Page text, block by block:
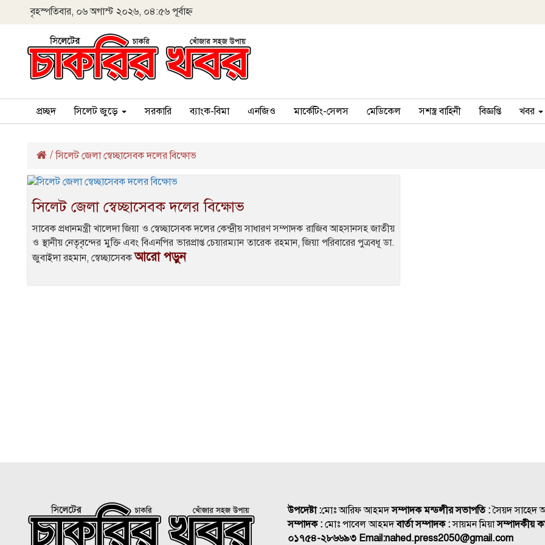
বৃহস্পতিবার, ০৬ অগাস্ট ২০২৬, ০৪:৫৬ পূর্বাহ্ন
প্রচ্ছদ সিলেট জুড়ে সরকারি ব্যাংক-বিমা এনজিও মার্কেটিং-সেলস মেডিকেল সশস্ত্র বাহিনী বিজ্ঞপ্তি খবর
/সিলেট জেলা স্বেচ্ছাসেবক দলের বিক্ষোভ
সিলেট জেলা স্বেচ্ছাসেবক দলের বিক্ষোভ
সাবেক প্রধানমন্ত্রী খালেদা জিয়া ও স্বেচ্ছাসেবক দলের কেন্দ্রীয় সাধারণ সম্পাদক রাজিব আহসানসহ জাতীয়
ও স্থানীয় নেতৃবৃন্দের মুক্তি এবং বিএনপির ভারপ্রাপ্ত চেয়ারম্যান তারেক রহমান, জিয়া পরিবারের পুত্রবধূ ডা.
জুবাইদা রহমান, স্বেচ্ছাসেবকআরো পড়ুন
উপদেষ্টা :মোঃ আরিফ আহমদসম্পাদক মন্ডলীর সভাপতি :সৈয়দ
সম্পাদক : মোঃ পাবেল আহমদবার্তা সম্পাদক :সায়মন মিয়াসম্পাদকীয়
০১৭৫৪-২৮৬৬৯৩ Email:nahed.press2050@gmail.com